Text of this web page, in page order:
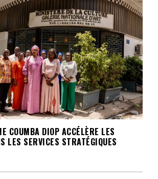
COUMBA DIOP ACCÉLÈRE LES
LES SERVICES STRATÉGIQUES